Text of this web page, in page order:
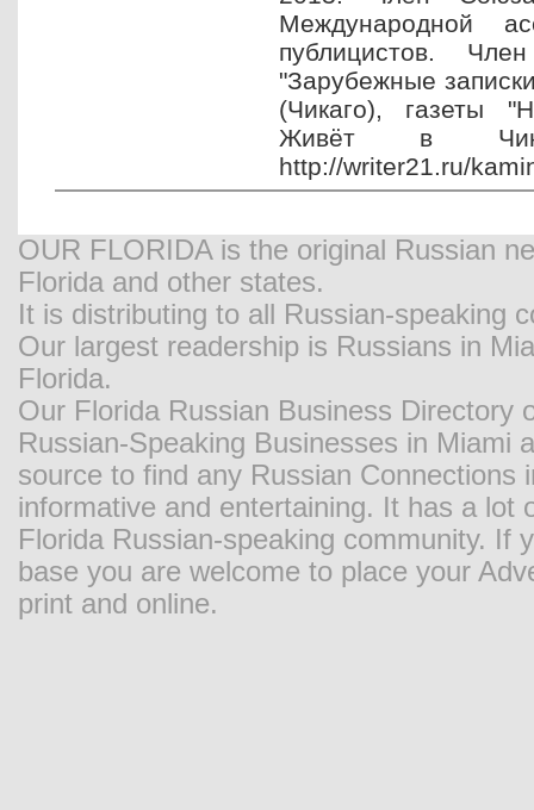
Международной
публицистов.
"Зарубежные
(Чикаго), газеты
Живёт в
http://writer21.ru/
OUR FLORIDA is the original Russian
Florida and other states.
It is distributing to all Russian-speaking
Our largest readership is Russians in
Florida.
Our Florida Russian Business Directory
Russian-Speaking Businesses in Miami
source to find any Russian
informative and entertaining. It has a
Florida Russian-speaking community. If
base you are welcome to place your
print and online.